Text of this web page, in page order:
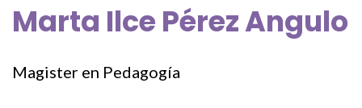
Marta Ilce Pérez Angulo
Magister en Pedagogía